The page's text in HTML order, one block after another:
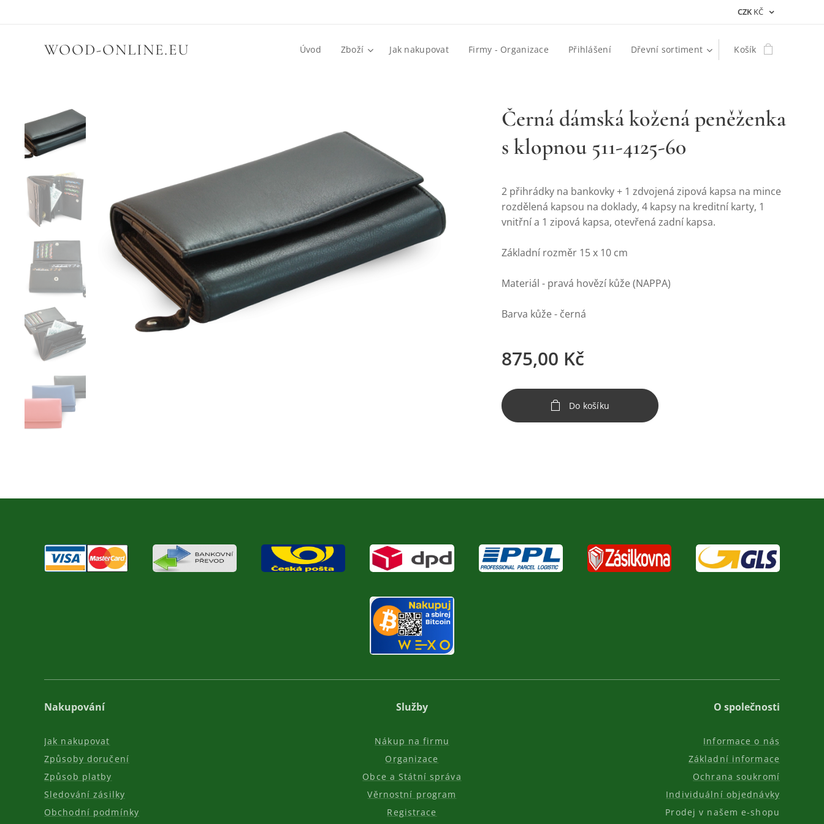
CZK KČ
WOOD-ONLINE.EU Úvod Zboží Jak nakupovat Firmy - Organizace Přihlášení Dřevní sortiment Košík
Černá dámská kožená peněženka
s klopnou 511-4125-60
2 přihrádky na bankovky + 1 zdvojená zipová kapsa na mince
rozdělená kapsou na doklady, 4 kapsy na kreditní karty, 1
vnitřní a 1 zipová kapsa, otevřená zadní kapsa.
Základní rozměr 15 x 10 cm
Materiál - pravá hovězí kůže (NAPPA)
Barva kůže - černá
875,00 Kč
Do košíku
Nakupování
Jak nakupovat
Způsoby doručení
Způsob platby
Sledování zásilky
Obchodní podmínky
Služby
Nákup na firmu
Organizace
Obce a Státní správa
Věrnostní program
Registrace
O společnosti
Informace o nás
Základní informace
Ochrana soukromí
Individuální objednávky
Prodej v našem e-shopu